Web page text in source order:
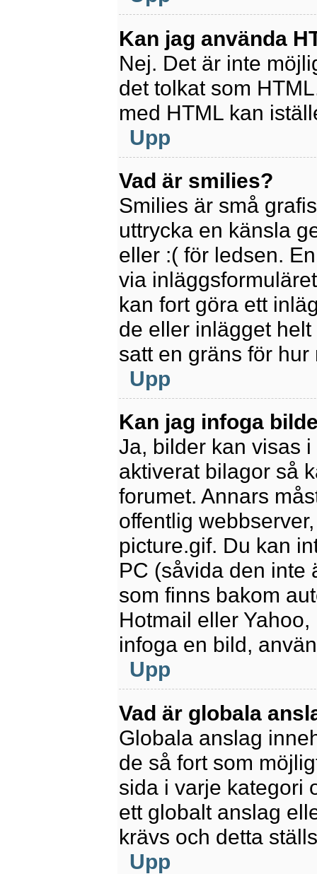
Kan jag använda
Nej. Det är inte
det tolkat som
med HTML kan
Upp
Vad är smilies?
Smilies är små
uttrycka en känsla
eller :( för ledsen.
via
kan fort göra ett
de eller inlägget
satt en gräns för
Upp
Kan jag infoga
Ja, bilder kan visas
aktiverat bilagor så
forumet. Annars
offentlig
picture.gif. Du kan
PC (såvida den inte
som finns bakom
Hotmail eller
infoga en bild,
Upp
Vad är globala
Globala anslag
de så fort som
sida i varje kategori
ett globalt anslag
krävs och detta
Upp